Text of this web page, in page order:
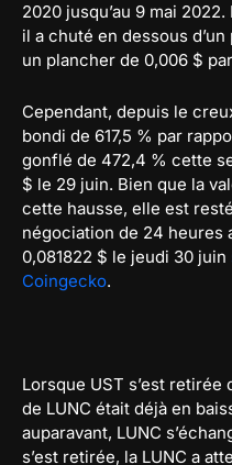
2020 jusqu’au 9 mai
il a chuté en dessous
un plancher de 0,006 $
Cependant, depuis le
bondi de 617,5 % par
gonflé de 472,4 % cette
$ le 29 juin. Bien que la
cette hausse, elle est
négociation de 24 heures
0,081822 $ le jeudi 30 juin
Coingecko.
Lorsque UST s’est
de LUNC était déjà en
auparavant, LUNC
s’est retirée, la LUNC a